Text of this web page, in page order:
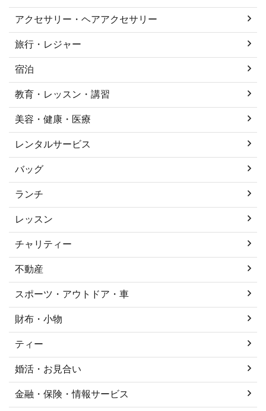
アクセサリー・ヘアアクセサリー
旅行・レジャー
宿泊
教育・レッスン・講習
美容・健康・医療
レンタルサービス
バッグ
ランチ
レッスン
チャリティー
不動産
スポーツ・アウトドア・車
財布・小物
ティー
婚活・お見合い
金融・保険・情報サービス